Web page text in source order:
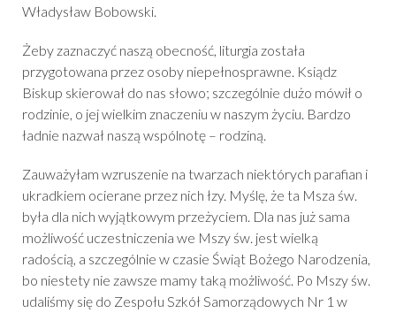
Władysław Bobowski.
Żeby zaznaczyć naszą obecność, liturgia została
przygotowana przez osoby niepełnosprawne. Ksiądz
Biskup skierował do nas słowo; szczególnie dużo mówił o
rodzinie, o jej wielkim znaczeniu w naszym życiu. Bardzo
ładnie nazwał naszą wspólnotę – rodziną.
Zauważyłam wzruszenie na twarzach niektórych parafian i
ukradkiem ocierane przez nich łzy. Myślę, że ta Msza św.
była dla nich wyjątkowym przeżyciem. Dla nas już sama
możliwość uczestniczenia we Mszy św. jest wielką
radością, a szczególnie w czasie Świąt Bożego Narodzenia,
bo niestety nie zawsze mamy taką możliwość. Po Mszy św.
udaliśmy się do Zespołu Szkół Samorządowych Nr 1 w